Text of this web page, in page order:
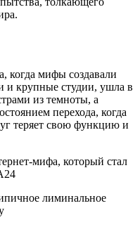
когда мифы создавали
и крупные студии, ушла в
из темноты, а
перехода, когда
теряет свою функцию и
лиминальное